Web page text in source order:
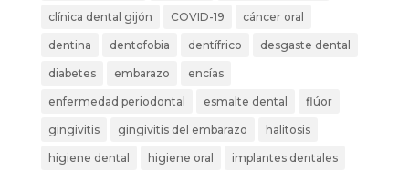
clínica dental gijón COVID-19 cáncer oral
dentina dentofobia dentífrico desgaste dental
diabetes embarazo encías
enfermedad periodontal esmalte dental flúor
gingivitis gingivitis del embarazo halitosis
higiene dental higiene oral implantes dentales